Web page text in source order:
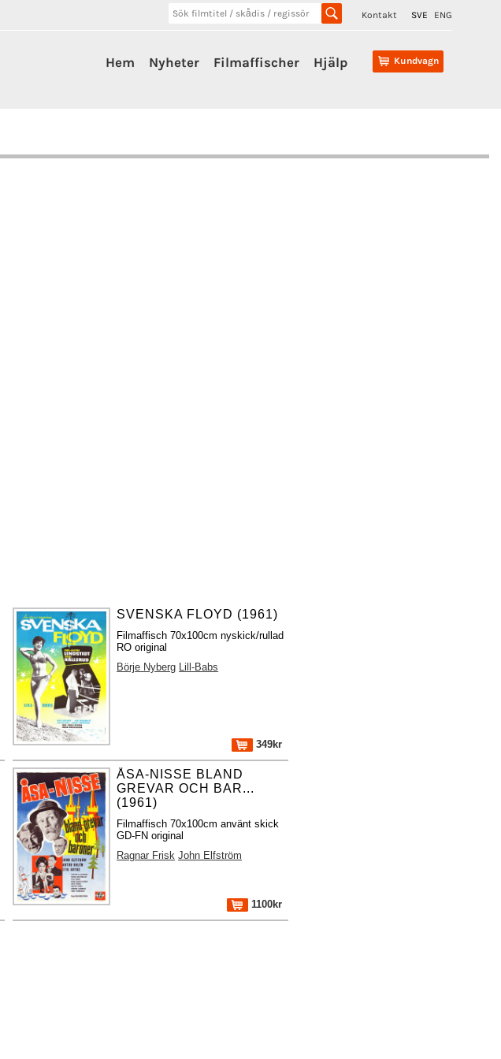
Kontakt SVE ENG
Kundvagn
Hem Nyheter Filmaffischer Hjälp
SVENSKA FLOYD (1961)
Filmaffisch 70x100cm nyskick/rullad
RO original
Börje Nyberg Lill-Babs
349kr
ÅSA-NISSE BLAND
GREVAR OCH BAR...
(1961)
Filmaffisch 70x100cm använt skick
GD-FN original
Ragnar Frisk John Elfström
1100kr